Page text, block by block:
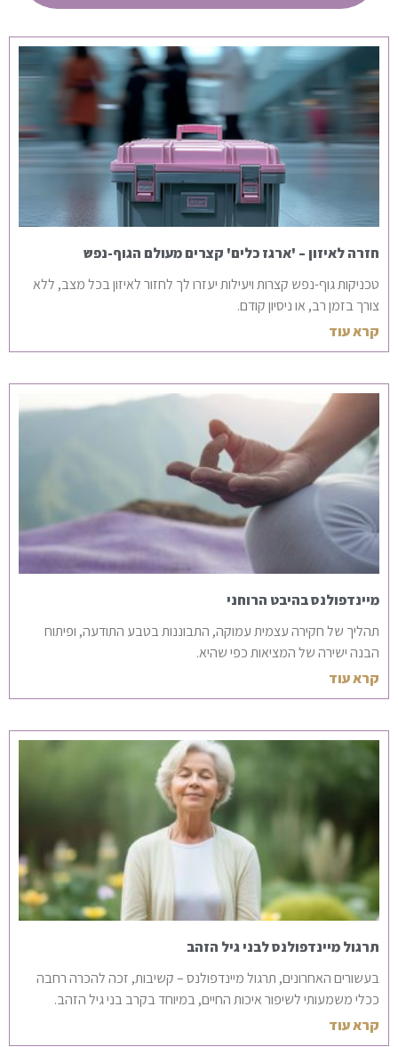
חזרה לאיזון – 'ארגז כלים' קצרים מעולם הגוף-נפש
טכניקות גוף-נפש קצרות ויעילות יעזרו לך לחזור לאיזון בכל מצב, ללא
צורך בזמן רב, או ניסיון קודם.
קרא עוד
מיינדפולנס בהיבט הרוחני
תהליך של חקירה עצמית עמוקה, התבוננות בטבע התודעה, ופיתוח
הבנה ישירה של המציאות כפי שהיא.
קרא עוד
תרגול מיינדפולנס לבני גיל הזהב
בעשורים האחרונים, תרגול מיינדפולנס – קשיבות, זכה להכרה רחבה
ככלי משמעותי לשיפור איכות החיים, במיוחד בקרב בני גיל הזהב.
קרא עוד